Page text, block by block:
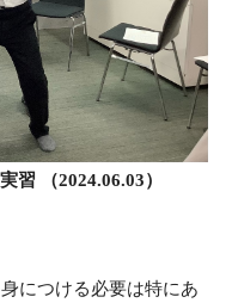
習 （2024.06.03）
につける必要は特にあ